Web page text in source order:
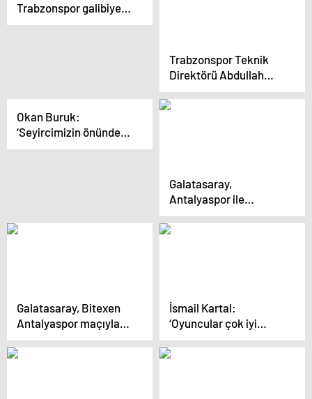
Trabzonspor galibiyeti
bizim için çok
Trabzonspor Teknik
Direktörü Abdullah
Avcı: “Şanssızlıkların
hepsini maçta yaşadık”
Okan Buruk:
‘Seyircimizin önünde
alışık olmadığımız bir
Galatasaray,
Antalyaspor ile
Trendyol Süper Lig’de
56. kez karşılaşacak
Galatasaray, Bitexen
Antalyaspor maçıyla
liderliği korumak
istiyor
İsmail Kartal:
‘Oyuncular çok iyi
karakter ortaya koydu’